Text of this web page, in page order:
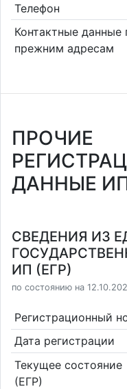
Телефон
Контактные данные
прежним адресам
ПРОЧИЕ
ДАННЫЕ
СВЕДЕНИЯ ИЗ
ИП (ЕГР)
по состоянию на
Регистрационный
Дата регистрации
Текущее состояние
(ЕГР)